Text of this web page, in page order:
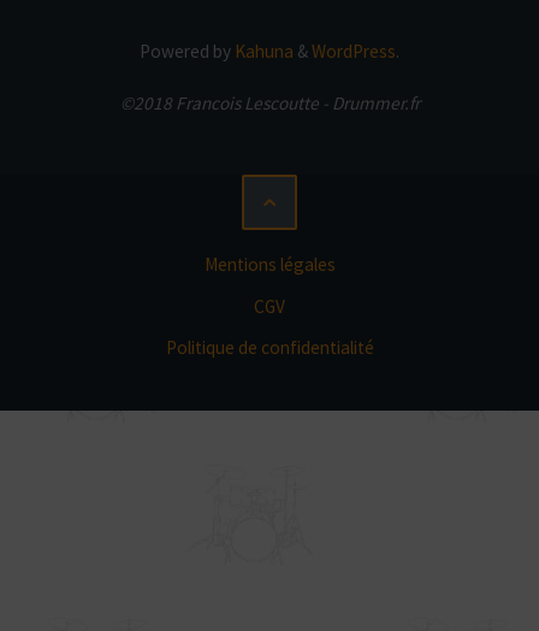
Powered by Kahuna &WordPress.
©2018 Francois Lescoutte - Drummer.fr
Mentions légales
CGV
Politique de confidentialité